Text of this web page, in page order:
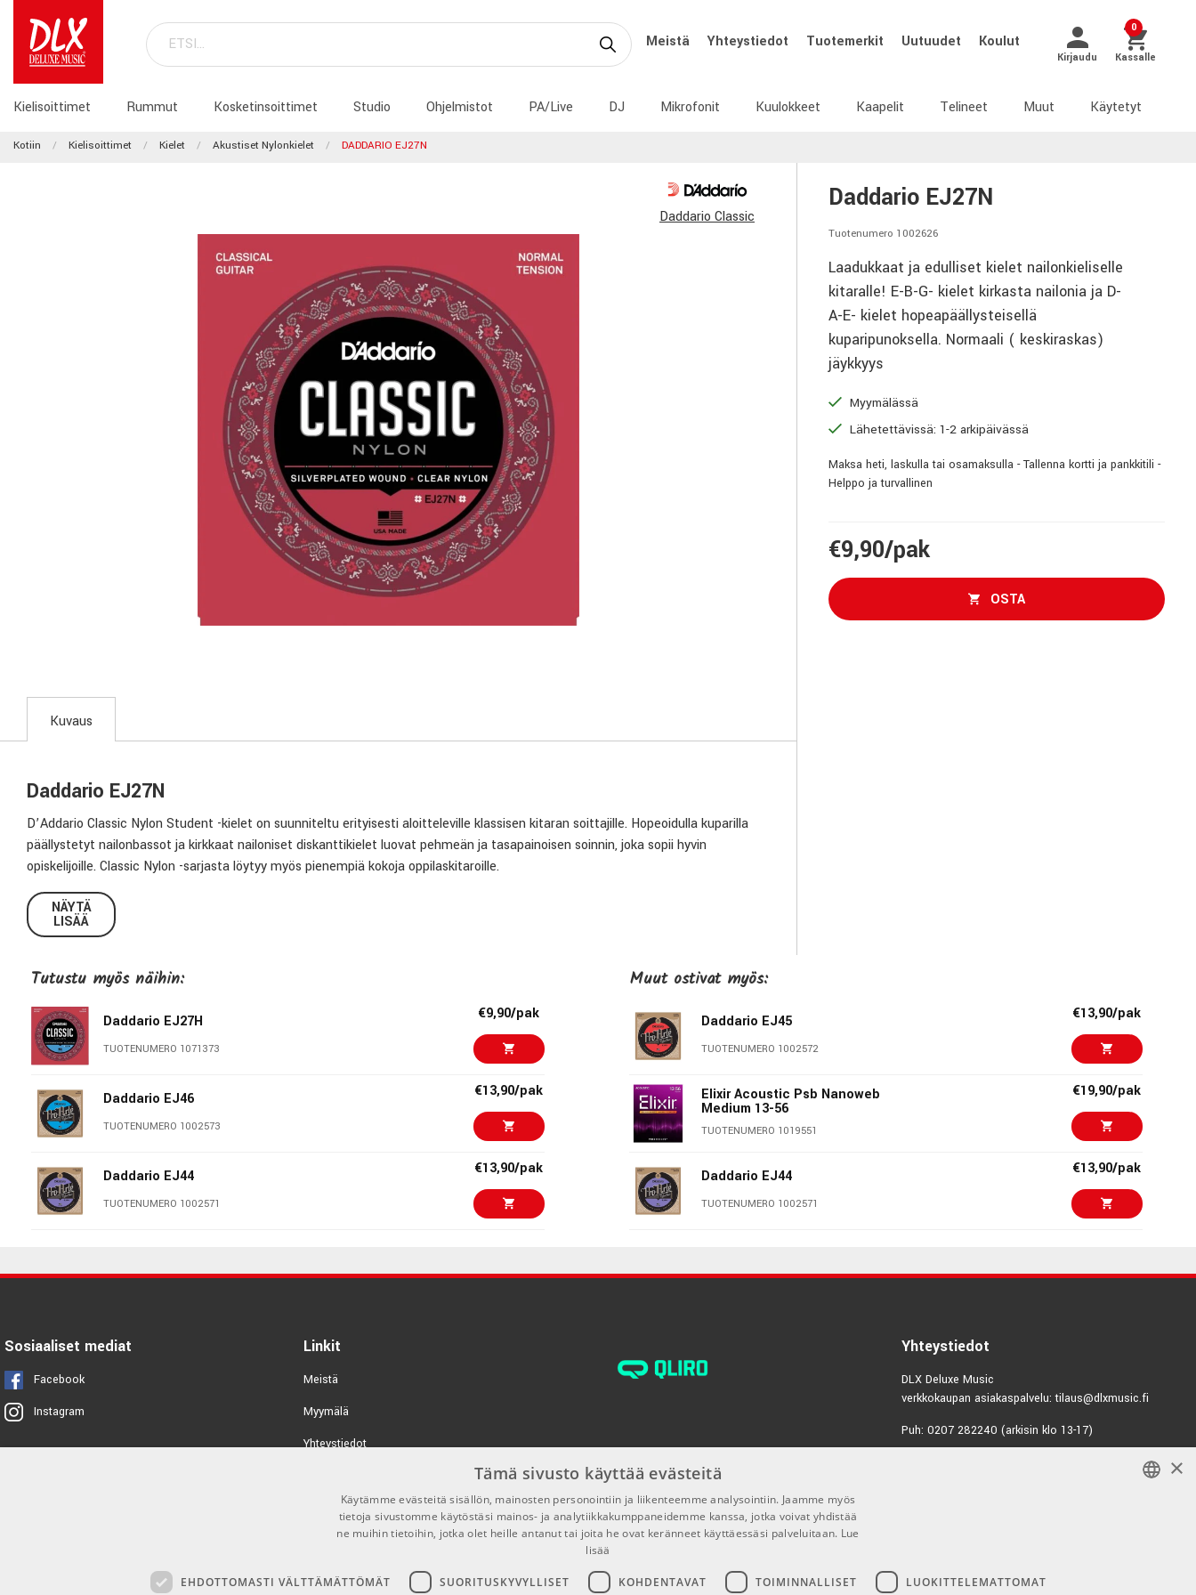
Meistä Yhteystiedot Tuotemerkit Uutuudet Koulut
Kirjaudu
0
Kassalle
Kielisoittimet Rummut Kosketinsoittimet Studio Ohjelmistot PA/Live DJ Mikrofonit Kuulokkeet Kaapelit Telineet Muut Käytetyt
Kotiin Kielisoittimet Kielet Akustiset Nylonkielet DADDARIO EJ27N
Daddario Classic
Daddario EJ27N
Tuotenumero 1002626
Laadukkaat ja edulliset kielet nailonkieliselle
kitaralle! E-B-G- kielet kirkasta nailonia ja D-
A-E- kielet hopeapäällysteisellä
kuparipunoksella. Normaali ( keskiraskas)
jäykkyys
Myymälässä
Lähetettävissä: 1-2 arkipäivässä
Maksa heti, laskulla tai osamaksulla - Tallenna kortti ja pankkitili -
Helppo ja turvallinen
€9,90/pak
OSTA
Kuvaus
Daddario EJ27N
D’Addario Classic Nylon Student -kielet on suunniteltu erityisesti aloitteleville klassisen kitaran soittajille. Hopeoidulla kuparilla
päällystetyt nailonbassot ja kirkkaat nailoniset diskanttikielet luovat pehmeän ja tasapainoisen soinnin, joka sopii hyvin
opiskelijoille. Classic Nylon -sarjasta löytyy myös pienempiä kokoja oppilaskitaroille.
normal tension -vahvuus on suosituin vaihtoehto, tarjoten rikkaan soinnin, miellyttävän soitettavuuden ja dynaamisen
projisoinnin.
NÄYTÄ
LISÄÄ
Tutustu myös näihin:
Daddario EJ27H
TUOTENUMERO 1071373
€9,90/pak
Daddario EJ46
TUOTENUMERO 1002573
€13,90/pak
Daddario EJ44
TUOTENUMERO 1002571
€13,90/pak
TUOTENUMERO 1071377
Daddario EJ25C Flamenco Strings
€18,30/pak
TUOTENUMERO 1002572
Muut ostivat myös:
Daddario EJ45
TUOTENUMERO 1002572
€13,90/pak
Elixir Acoustic Psb Nanoweb
Medium 13-56
TUOTENUMERO 1019551
€19,90/pak
Daddario EJ44
TUOTENUMERO 1002571
€13,90/pak
TUOTENUMERO 1052245
TUOTENUMERO 1000147
€9,90/pak
Ernie Ball 2150 Earthwood
Phosphor Bronze Extra Light
TUOTENUMERO 1000196
Tension
Sosiaaliset mediat
Facebook
Instagram
Linkit
Meistä
Myymälä
Yhteystiedot
Toimitusehdot
Yhteystiedot
DLX Deluxe Music
verkkokaupan asiakaspalvelu: tilaus@dlxmusic.fi
Puh: 0207 282240 (arkisin klo 13-17)
×
Tämä sivusto käyttää evästeitä
Käytämme evästeitä sisällön, mainosten personointiin ja liikenteemme analysointiin. Jaamme myös
tietoja sivustomme käytöstäsi mainos- ja analytiikkakumppaneidemme kanssa, jotka voivat yhdistää
ne muihin tietoihin, jotka olet heille antanut tai joita he ovat keränneet käyttäessäsi palveluitaan. Lue
lisää
EHDOTTOMASTI VÄLTTÄMÄTTÖMÄT SUORITUSKYVYLLISET KOHDENTAVAT TOIMINNALLISET LUOKITTELEMATTOMAT